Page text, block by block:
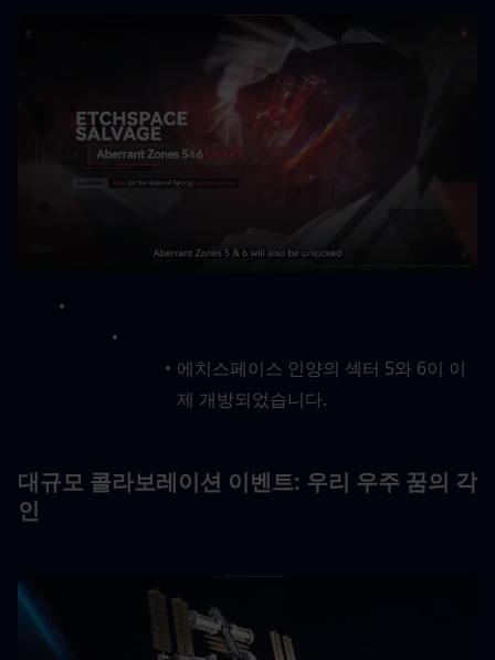
에치스페이스 인양의 섹터 5와 6이 이
제 개방되었습니다.
대규모 콜라보레이션 이벤트: 우리 우주 꿈의 각
인